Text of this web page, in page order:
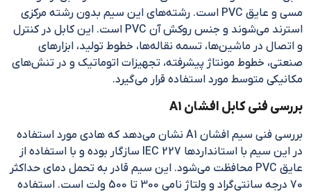
مسی و عایق PVC است. رشته‌های این سیم بدون رشته مرکزی
استرند می‌شوند و جنس روکش آن PVC است. این کابل در کنترل
و اتصال در ماشین‌ها، تسمه نقاله‌ها، خطوط تولید، ابزارهای
صنعتی، خطوط مونتاژ پیشرفته، تجهیزات اتوماتیک و در تنش‌های
مکانیکی متوسط مورد استفاده قرار می‌گیرد.
بررسی فنی کابل افشان A1
بررسی فنی سیم افشان A1 نشان می‌دهد که هادی مورد استفاده
در این سیم با استانداردها IEC 227 سازگار بوده و با استفاده از
عایق PVC محافظت می‌شود. این سیم قادر به تحمل دمای حداکثر
70 درجه سانتی‌گراد و ولتاژ نامی 300 تا 500 ولت است. استفاده